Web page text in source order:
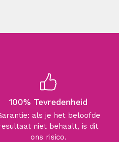
100% Tevredenheid
als je het beloofde
niet behaalt, is dit
ons risico.